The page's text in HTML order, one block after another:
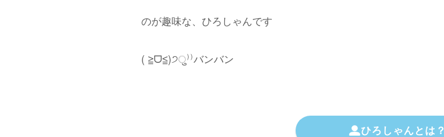
のが趣味な、ひろしゃんです
( ≧︎ᗜ≦︎)੭ु⁾⁾バンバン
ひろしゃんとは？